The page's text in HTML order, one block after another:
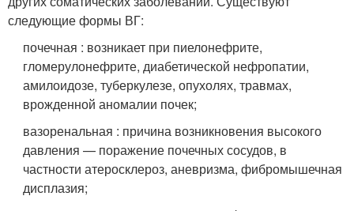
следующие формы ВГ:
почечная : возникает при пиелонефрите,
гломерулонефрите, диабетической нефропатии,
амилоидозе, туберкулезе, опухолях, травмах,
врожденной аномалии почек;
вазоренальная : причина возникновения высокого
давления — поражение почечных сосудов, в
частности атеросклероз, аневризма, фибромышечная
дисплазия;